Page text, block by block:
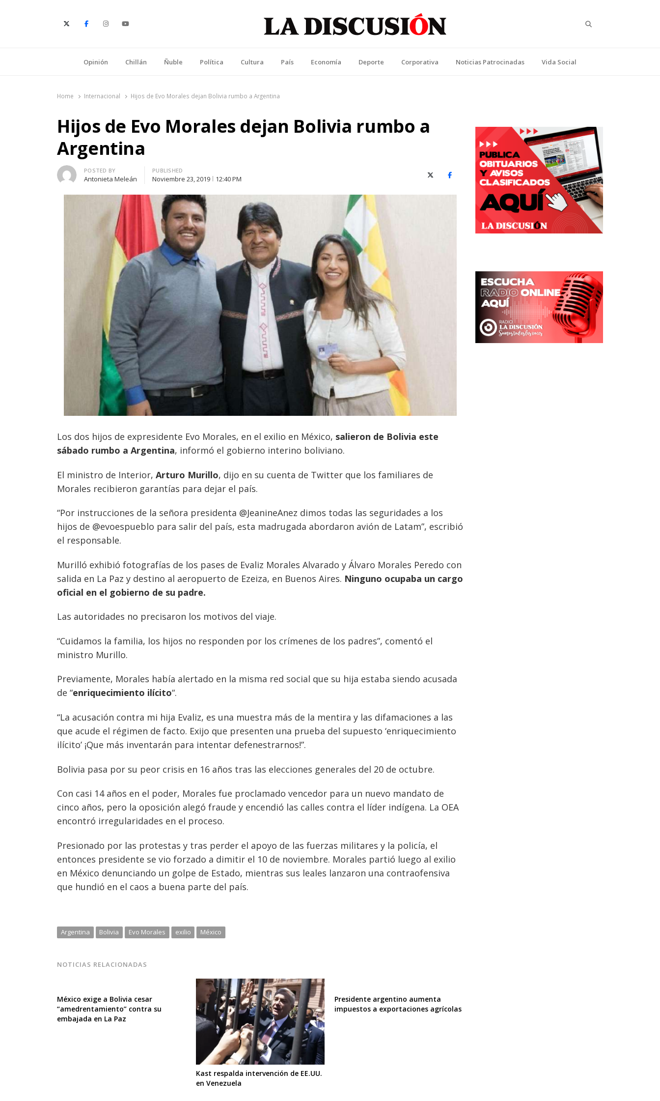
Opinión Chillán Ñuble Política Cultura País Economía Deporte Corporativa Noticias Patrocinadas Vida Social
Home Internacional Hijos de Evo Morales dejan Bolivia rumbo a Argentina
Hijos de Evo Morales dejan Bolivia rumbo a
Argentina
Author
POSTED BY
Antonieta Meleán
PUBLISHED
Noviembre 23, 2019 12:40 PM X (Twitter)Facebook
Los dos hijos de expresidente Evo Morales, en el exilio en México, salieron de Bolivia este
sábado rumbo a Argentina, informó el gobierno interino boliviano.
El ministro de Interior, Arturo Murillo, dijo en su cuenta de Twitter que los familiares de
Morales recibieron garantías para dejar el país.
“Por instrucciones de la señora presidenta @JeanineAnez dimos todas las seguridades a los
hijos de @evoespueblo para salir del país, esta madrugada abordaron avión de Latam”, escribió
el responsable.
Murilló exhibió fotografías de los pases de Evaliz Morales Alvarado y Álvaro Morales Peredo con
salida en La Paz y destino al aeropuerto de Ezeiza, en Buenos Aires. Ninguno ocupaba un cargo
oficial en el gobierno de su padre.
Las autoridades no precisaron los motivos del viaje.
“Cuidamos la familia, los hijos no responden por los crímenes de los padres”, comentó el
ministro Murillo.
Previamente, Morales había alertado en la misma red social que su hija estaba siendo acusada
de “enriquecimiento ilícito“.
“La acusación contra mi hija Evaliz, es una muestra más de la mentira y las difamaciones a las
que acude el régimen de facto. Exijo que presenten una prueba del supuesto ‘enriquecimiento
ilícito’ ¡Que más inventarán para intentar defenestrarnos!”.
Bolivia pasa por su peor crisis en 16 años tras las elecciones generales del 20 de octubre.
Con casi 14 años en el poder, Morales fue proclamado vencedor para un nuevo mandato de
cinco años, pero la oposición alegó fraude y encendió las calles contra el líder indígena. La OEA
encontró irregularidades en el proceso.
Presionado por las protestas y tras perder el apoyo de las fuerzas militares y la policía, el
entonces presidente se vio forzado a dimitir el 10 de noviembre. Morales partió luego al exilio
en México denunciando un golpe de Estado, mientras sus leales lanzaron una contraofensiva
que hundió en el caos a buena parte del país.
Argentina Bolivia Evo Morales exilio México
NOTICIAS RELACIONADAS
México exige a Bolivia cesar
“amedrentamiento” contra su
embajada en La Paz
Kast respalda intervención de EE.UU.
en Venezuela
Presidente argentino aumenta
impuestos a exportaciones agrícolas
Navegación